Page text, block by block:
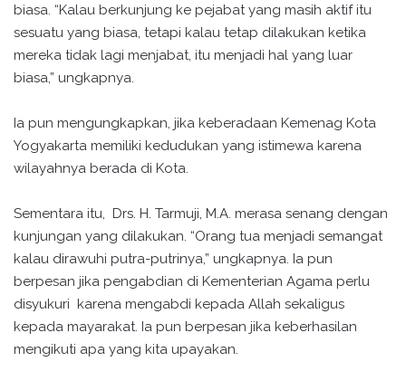
biasa. “Kalau berkunjung ke pejabat yang masih aktif itu
sesuatu yang biasa, tetapi kalau tetap dilakukan ketika
mereka tidak lagi menjabat, itu menjadi hal yang luar
biasa,” ungkapnya.
Ia pun mengungkapkan, jika keberadaan Kemenag Kota
Yogyakarta memiliki kedudukan yang istimewa karena
wilayahnya berada di Kota.
Sementara itu, Drs. H. Tarmuji, M.A. merasa senang dengan
kunjungan yang dilakukan. “Orang tua menjadi semangat
kalau dirawuhi putra-putrinya,” ungkapnya. Ia pun
berpesan jika pengabdian di Kementerian Agama perlu
disyukuri karena mengabdi kepada Allah sekaligus
kepada mayarakat. Ia pun berpesan jika keberhasilan
mengikuti apa yang kita upayakan.